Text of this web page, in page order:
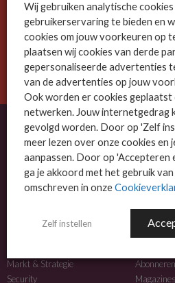
De ICT-wereld is snel. Mis
Meld je nu aan voor de MSP Business
OVER MSP BUSINESS
MSP Business is het kennisplatform voor
NIEUWS
Markt & Strategie
Security
MEER
Abonneren
Magazines
Wij gebruiken analytische
gebruikerservaring te bieden en
cookies om jouw voorkeuren op
plaatsen wij cookies van derde
gepersonaliseerde advertenties
van de advertenties op jouw
Ook worden er cookies geplaatst
netwerken. Jouw internetgedrag
gevolgd worden. Door op 'Zelf
meer lezen over onze cookies en
aanpassen. Door op 'Accepteren
ga je akkoord met het gebruik
omschreven in onze
Zelf instellen